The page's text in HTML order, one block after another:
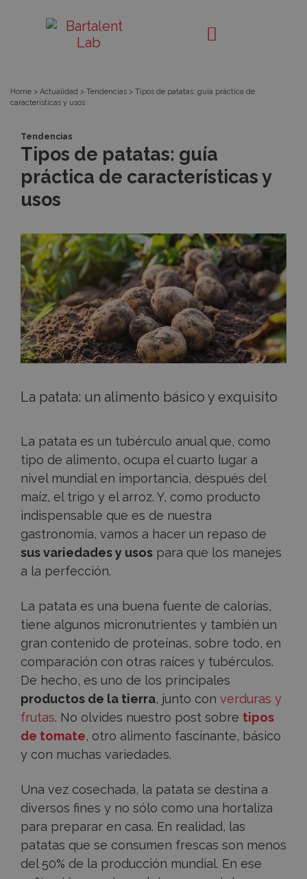
Tipos
patatas:
práctica
de
usos
Bartalent
Lab
Home > Actualidad > Tendencias > Tipos de patatas: guía práctica de
características y usos
Tendencias
Tipos de patatas: guía
práctica de características y
usos
La patata: un alimento básico y exquisito
La patata es un tubérculo anual que, como
tipo de alimento, ocupa el cuarto lugar a
nivel mundial en importancia, después del
maíz, el trigo y el arroz. Y, como producto
indispensable que es de nuestra
gastronomía, vamos a hacer un repaso de
sus variedades y usos para que los manejes
a la perfección.
La patata es una buena fuente de calorías,
tiene algunos micronutrientes y también un
gran contenido de proteínas, sobre todo, en
comparación con otras raíces y tubérculos.
De hecho, es uno de los principales
productos de la tierra, junto con verduras y
frutas. No olvides nuestro post sobre tipos
de tomate, otro alimento fascinante, básico
y con muchas variedades.
Una vez cosechada, la patata se destina a
diversos fines y no sólo como una hortaliza
para preparar en casa. En realidad, las
patatas que se consumen frescas son menos
del 50% de la producción mundial. En ese